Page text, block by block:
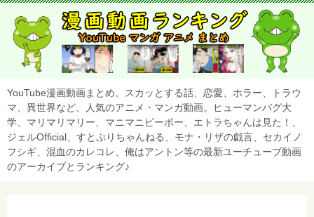
YouTube漫画動画まとめ。スカッとする話、恋愛、ホラー、トラウ
マ、異世界など、人気のアニメ・マンガ動画。ヒューマンバグ大
学、マリマリマリー、マニマニピーポー、エトラちゃんは見た！、
ジェルOfficial、すとぷりちゃんねる、モナ・リザの戯言、セカイノ
フシギ、混血のカレコレ、俺はアントン等の最新ユーチューブ動画
のアーカイブとランキング♪